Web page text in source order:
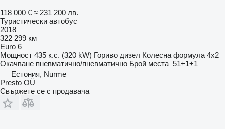
118 000 € ≈ 231 200 лв.
Туристически автобус
2018
322 299 км
Euro 6
Мощност 435 к.с. (320 kW) Гориво дизел Колесна формула 4x2
Окачване пневматично/пневматично Брой места 51+1+1
Естония, Nurme
Presto OÜ
Свържете се с продавача